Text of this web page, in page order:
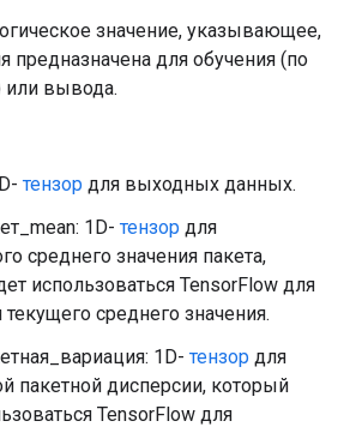
значение, указывающее,
предназначена для обучения (по
вывода.
тензор для выходных данных.
1D- тензор для
среднего значения пакета,
использоваться TensorFlow для
среднего значения.
1D- тензор для
пакетной дисперсии, который
TensorFlow для